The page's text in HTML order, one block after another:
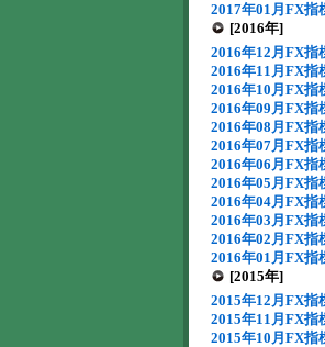
2017年01月FX指
[2016年]
2016年12月FX指
2016年11月FX指
2016年10月FX指
2016年09月FX指
2016年08月FX指
2016年07月FX指
2016年06月FX指
2016年05月FX指
2016年04月FX指
2016年03月FX指
2016年02月FX指
2016年01月FX指
[2015年]
2015年12月FX指
2015年11月FX指
2015年10月FX指